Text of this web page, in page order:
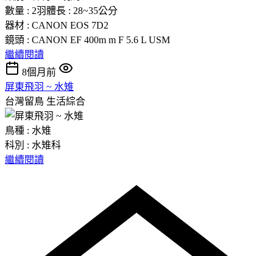
數量 : 2羽體長 : 28~35公分
器材 : CANON EOS 7D2
鏡頭 : CANON EF 400m m F 5.6 L USM
繼續閱讀
8個月前
屏東飛羽 ~ 水雉
台灣留鳥 生活綜合
鳥種 : 水雉
科別 : 水雉科
繼續閱讀